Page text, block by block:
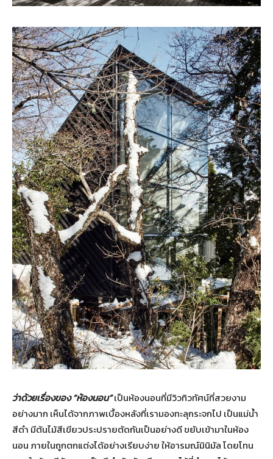
ว่าด้วยเรื่องของ “ห้องนอน”เป็นห้องนอนที่มีวิวทิวทัศน์ที่สวยงาม
อย่างมาก เห็นได้จากภาพเบื้องหลังที่เรามองทะลุกระจกไป เป็นแม่น้ำ
สีดำ มีต้นไม้สีเขียวประปรายตัดกันเป็นอย่างดี ขยับเข้ามาในห้อง
นอน ภายในถูกตกแต่งได้อย่างเรียบง่าย ให้อารมณ์มินิมัล โดยโทน